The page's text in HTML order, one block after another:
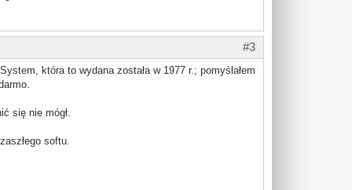
#3
która to wydana została w 1977 r.; pomyślałem
się nie mógł.
softu.